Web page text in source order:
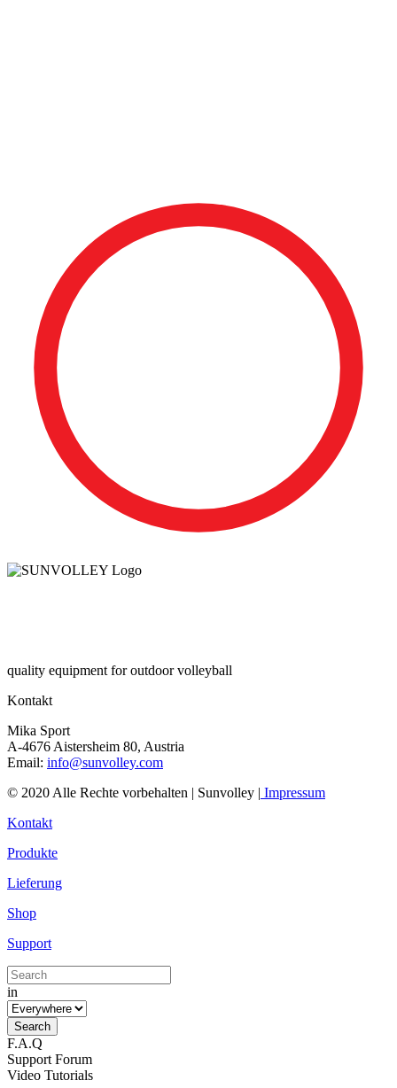
quality equipment for outdoor volleyball
Kontakt
Mika Sport
A-4676 Aistersheim 80, Austria
Email: info@sunvolley.com
© 2020 Alle Rechte vorbehalten | Sunvolley | Impressum
Kontakt
Produkte
Lieferung
Shop
Support
in
F.A.Q
Support Forum
Video Tutorials